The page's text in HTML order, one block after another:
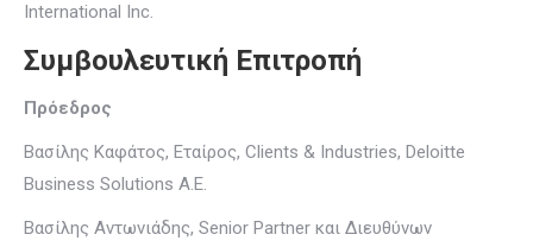
International Inc.
Συμβουλευτική Επιτροπή
Πρόεδρος
Βασίλης Καφάτος, Εταίρος, Clients & Industries, Deloitte
Business Solutions A.Ε.
Βασίλης Αντωνιάδης, Senior Partner και Διευθύνων